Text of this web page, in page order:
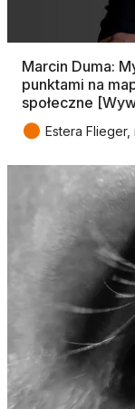
Marcin Duma:
punktami na
społeczne
● Estera Flieger,